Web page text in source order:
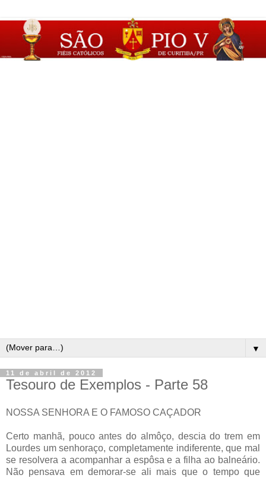
▼
11 de abril de 2012
Tesouro de Exemplos - Parte 58
NOSSA SENHORA E O FAMOSO CAÇADOR
Certo manhã, pouco antes do almôço, descia do trem em
Lourdes um senhoraço, completamente indiferente, que mal
se resolvera a acompanhar a espôsa e a filha ao balneário.
Não pensava em demorar-se ali mais que o tempo que